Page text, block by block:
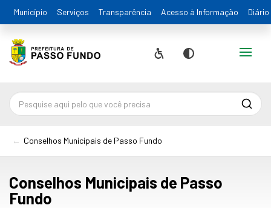
Município Serviços Transparência Acesso à Informação
Acessibilidade
Contraste
Alternar
Conselhos Municipais de Passo Fundo
Conselhos Municipais de Passo
Fundo